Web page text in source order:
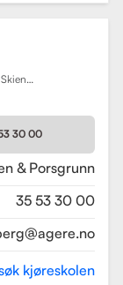
buss
å gi
og
ulike
30 00
& Porsgrunn
35 53 30 00
kjøreskolen